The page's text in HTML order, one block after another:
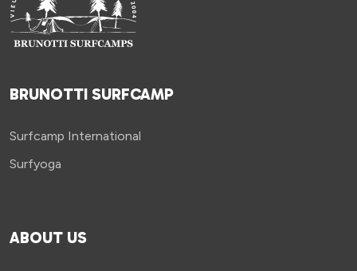
BRUNOTTI SURFCAMP
Surfcamp International
Surfyoga
ABOUT US